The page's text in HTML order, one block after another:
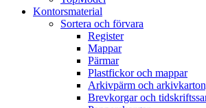
Kontorsmaterial
Sortera och förvara
Register
Mappar
Pärmar
Plastfickor och mappar
Arkivpärm och
Brevkorgar och